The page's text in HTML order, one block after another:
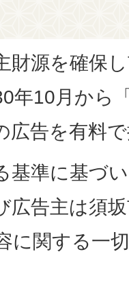
財源を確保
年10月から
広告を有料
基準に基づ
広告主は須
に関する一